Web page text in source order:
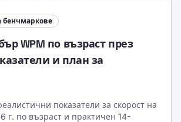
бенчмаркове
WPM по възраст през
и план за
показатели за скорост на
г. по възраст и практичен 14-